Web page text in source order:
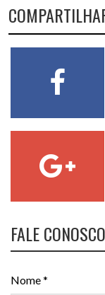
FALE CONOSCO
Nome *